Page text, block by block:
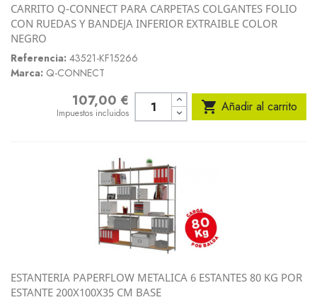
CARRITO Q-CONNECT PARA CARPETAS COLGANTES FOLIO
CON RUEDAS Y BANDEJA INFERIOR EXTRAIBLE COLOR
NEGRO
Referencia: 43521-KF15266
Marca: Q-CONNECT
Precio107,00 €
Impuestos incluidos  Añadir al carrito
ESTANTERIA PAPERFLOW METALICA 6 ESTANTES 80 KG POR
ESTANTE 200X100X35 CM BASE